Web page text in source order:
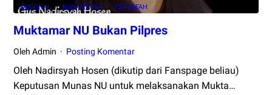
NASIONAL NUSANTARA TSAQAFAH
Muktamar NU Bukan Pilpres
Oleh Admin Posting Komentar
Oleh Nadirsyah Hosen (dikutip dari Fanspage beliau)
Keputusan Munas NU untuk melaksanakan Mukta…